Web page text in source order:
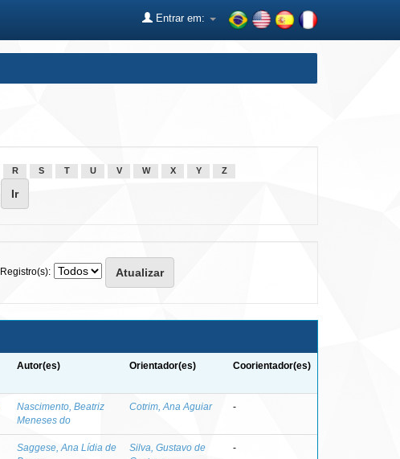
Entrar em:
R S T U V W X Y Z
Registro(s):
Autor(es) Orientador(es) Coorientador(es)
Nascimento, Beatriz
Meneses do
Cotrim, Ana Aguiar -
Saggese, Ana Lídia de
Silva, Gustavo de
-